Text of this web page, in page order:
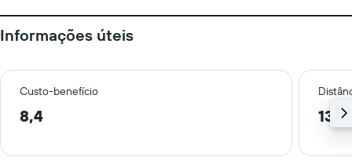
Informações úteis
Custo-benefício
8,4